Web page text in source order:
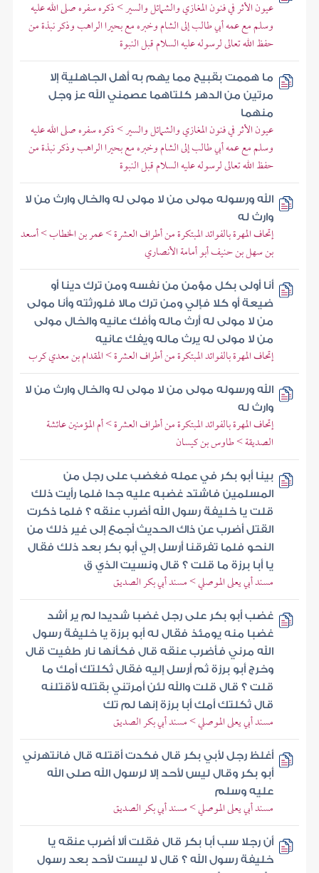
عيون الأثر في فنون المغازي والشمائل والسير > ذكره سفره صلى الله عليه
وسلم مع عمه أبي طالب إلى الشام وخبره مع بحيرا الراهب وذكر نبذة من
حفظ الله تعالى لرسوله عليه السلام قبل النبوة
ما هممت بقبيح مما يهم به أهل الجاهلية إلا
مرتين من الدهر كلتاهما عصمني الله عز وجل
منهما
عيون الأثر في فنون المغازي والشمائل والسير > ذكره سفره صلى الله عليه
وسلم مع عمه أبي طالب إلى الشام وخبره مع بحيرا الراهب وذكر نبذة من
حفظ الله تعالى لرسوله عليه السلام قبل النبوة
الله ورسوله مولى من لا مولى له والخال وارث من لا
وارث له
إتحاف المهرة بالفوائد المبتكرة من أطراف العشرة > عمر بن الخطاب > أسعد
بن سهل بن حنيف أبو أمامة الأنصاري
أنا أولى بكل مؤمن من نفسه ومن ترك دينا أو
ضيعة أو كلا فإلي ومن ترك مالا فلورثته وأنا مولى
من لا مولى له أرث ماله وأفك عانيه والخال مولى
من لا مولى له يرث ماله ويفك عانيه
إتحاف المهرة بالفوائد المبتكرة من أطراف العشرة > المقدام بن معدي كرب
الله ورسوله مولى من لا مولى له والخال وارث من لا
وارث له
إتحاف المهرة بالفوائد المبتكرة من أطراف العشرة > أم المؤمنين عائشة
الصديقة > طاوس بن كيسان
بينا أبو بكر في عمله فغضب على رجل من
المسلمين فاشتد غضبه عليه جدا فلما رأيت ذلك
قلت يا خليفة رسول الله أضرب عنقه ؟ فلما ذكرت
القتل أضرب عن ذاك الحديث أجمع إلى غير ذلك من
النحو فلما تفرقنا أرسل إلي أبو بكر بعد ذلك فقال
يا أبا برزة ما قلت ؟ قال ونسيت الذي ق
مسند أبي يعلى الموصلي > مسند أبي بكر الصديق
غضب أبو بكر على رجل غضبا شديدا لم ير أشد
غضبا منه يومئذ فقال له أبو برزة يا خليفة رسول
الله مرني فأضرب عنقه قال فكأنها نار طفيت قال
وخرج أبو برزة ثم أرسل إليه فقال ثكلتك أمك ما
قلت ؟ قال قلت والله لئن أمرتني بقتله لأقتلنه
قال ثكلتك أمك أبا برزة إنها لم تك
مسند أبي يعلى الموصلي > مسند أبي بكر الصديق
أغلظ رجل لأبي بكر قال فكدت أقتله قال فانتهرني
أبو بكر وقال ليس لأحد إلا لرسول الله صلى الله
عليه وسلم
مسند أبي يعلى الموصلي > مسند أبي بكر الصديق
أن رجلا سب أبا بكر قال فقلت ألا أضرب عنقه يا
خليفة رسول الله ؟ قال لا ليست لأحد بعد رسول